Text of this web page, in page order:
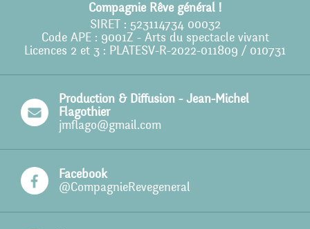
Compagnie Rêve général !
SIRET : 523114734 00032
Code APE : 9001Z - Arts du spectacle vivant
Licences 2 et 3 : PLATESV-R-2022-011809 / 010731
Production & Diffusion - Jean-Michel
Flagothier
jmflago@gmail.com
Facebook
@CompagnieRevegeneral